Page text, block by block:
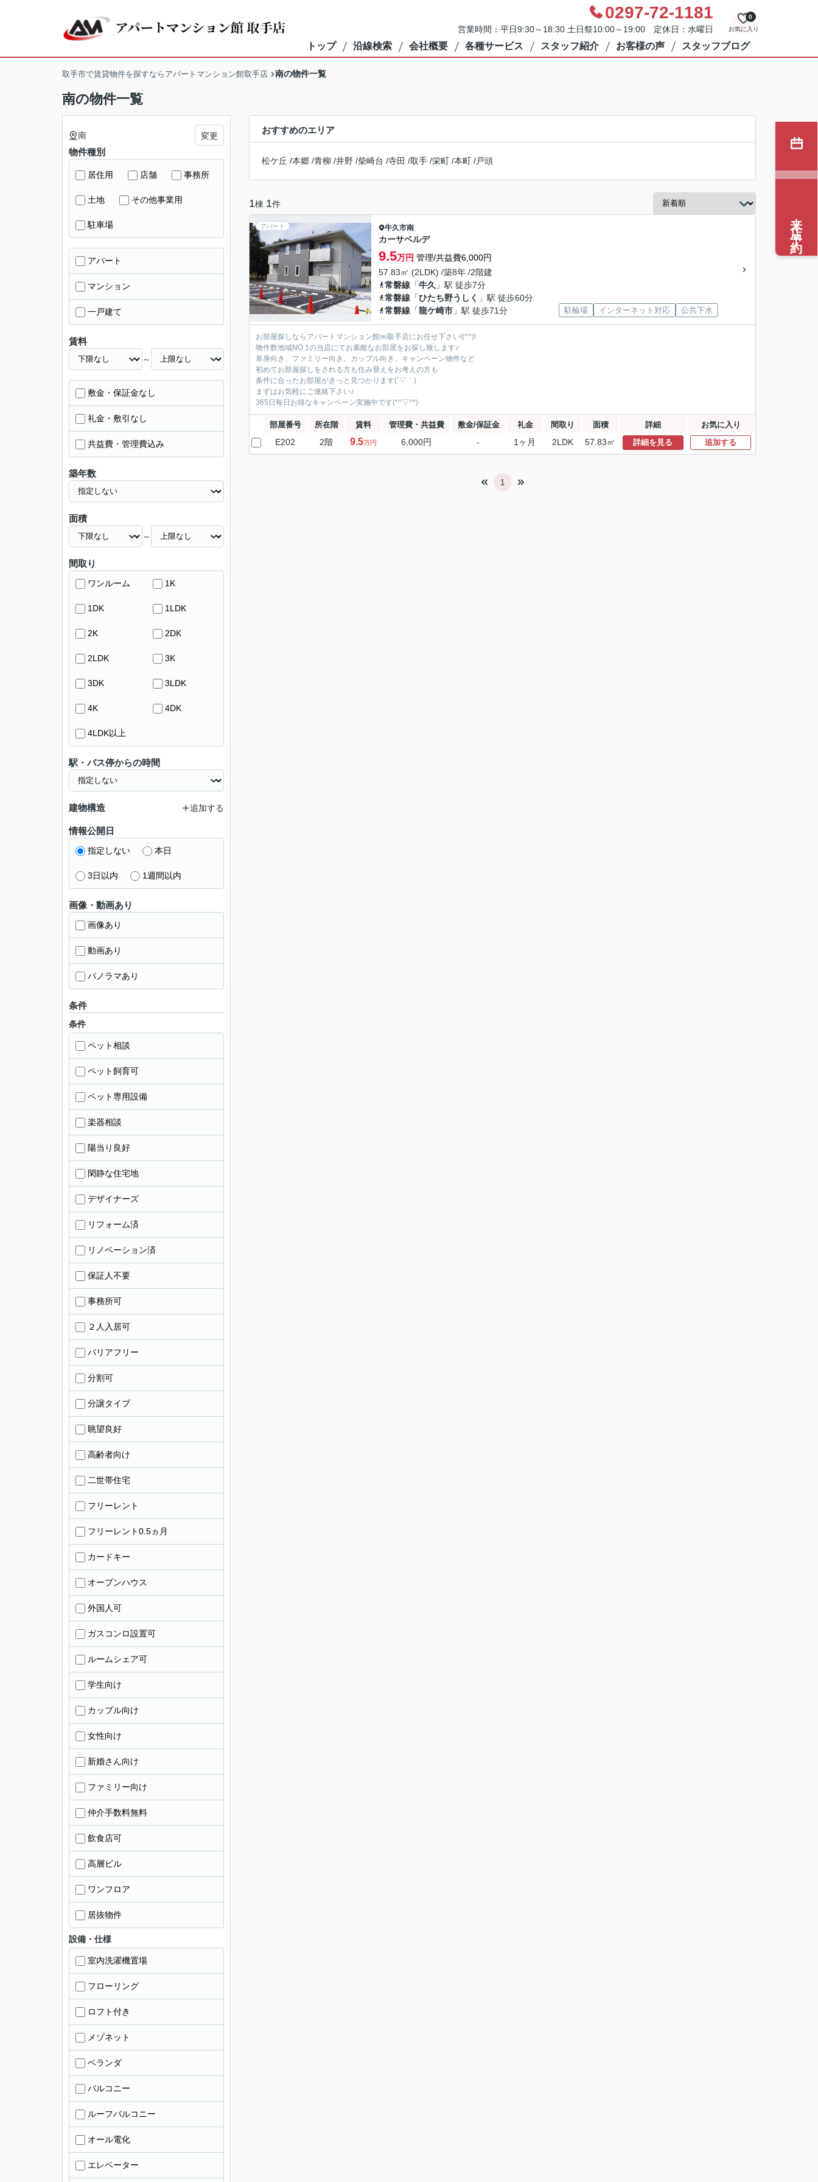
0297-72-1181
営業時間：平日9:30～18:30 土日祭10:00～19:00 定休日：水曜日 お気に入り
0
トップ 沿線検索 会社概要 各種サービス スタッフ紹介 お客様の声 スタッフブログ
取手市で賃貸物件を探すならアパートマンション館取手店 南の物件一覧
南の物件一覧
おすすめのエリア
松ケ丘 /本郷 /青柳 /井野 /柴崎台 /寺田 /取手 /栄町 /本町 /戸頭
1棟 1件
アパート 牛久市南
カーサベルデ
9.5万円 管理/共益費6,000円
57.83㎡ (2LDK) /築8年 /2階建
常磐線 「牛久 」駅 徒歩7分
常磐線 「ひたち野うしく 」駅 徒歩60分
常磐線 「龍ケ崎市 」駅 徒歩71分 駐輪場 インターネット対応 公共下水
お部屋探しならアパートマンション館㈱取手店にお任せ下さい!(^^)!
物件数地域NO.1の当店にてお素敵なお部屋をお探し致します♪
単身向き、ファミリー向き、カップル向き、キャンペーン物件など
初めてお部屋探しをされる方も住み替えをお考えの方も
条件に合ったお部屋がきっと見つかります(´▽｀)
まずはお気軽にご連絡下さい♪
365日毎日お得なキャンペーン実施中です(*^▽^*)
部屋番号 所在階 賃料 管理費・共益費 敷金/保証金 礼金 間取り 面積 詳細 お気に入り
E202 2階 9.5万円 6,000円 - 1ヶ月 2LDK 57.83㎡ 詳細を見る 追加する
1
南 変更
物件種別
居住用 店舗 事務所
土地 その他事業用
駐車場
アパート
マンション
一戸建て
賃料
～
敷金・保証金なし
礼金・敷引なし
共益費・管理費込み
築年数
面積
～
間取り
ワンルーム 1K
1DK 1LDK
2K 2DK
2LDK 3K
3DK 3LDK
4K 4DK
4LDK以上
駅・バス停からの時間
建物構造 追加する
情報公開日
指定しない 本日
3日以内 1週間以内
画像・動画あり
画像あり
動画あり
パノラマあり
条件
条件
ペット相談
ペット飼育可
ペット専用設備
楽器相談
陽当り良好
閑静な住宅地
デザイナーズ
リフォーム済
リノベーション済
保証人不要
事務所可
２人入居可
バリアフリー
分割可
分譲タイプ
眺望良好
高齢者向け
二世帯住宅
フリーレント
フリーレント0.5ヵ月
カードキー
オープンハウス
外国人可
ガスコンロ設置可
ルームシェア可
学生向け
カップル向け
女性向け
新婚さん向け
ファミリー向け
仲介手数料無料
飲食店可
高層ビル
ワンフロア
居抜物件
設備・仕様
室内洗濯機置場
フローリング
ロフト付き
メゾネット
ベランダ
バルコニー
ルーフバルコニー
オール電化
エレベーター
来店予約